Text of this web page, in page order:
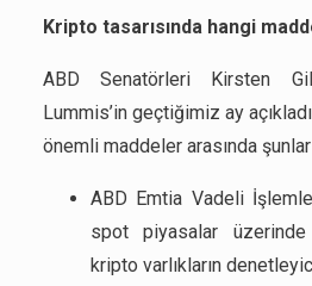
Kripto tasarısında hangi
ABD Senatörleri Kirsten
Lummis’in geçtiğimiz ay
önemli maddeler arasında şunlar
ABD Emtia Vadeli
spot piyasalar
kripto varlıkların